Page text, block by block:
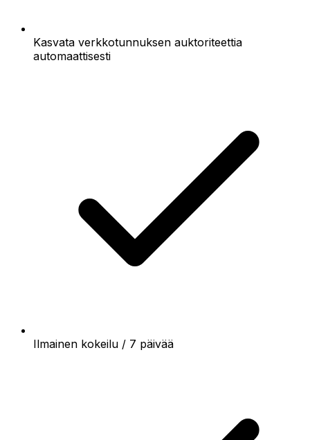
Kasvata verkkotunnuksen auktoriteettia
automaattisesti
Ilmainen kokeilu / 7 päivää